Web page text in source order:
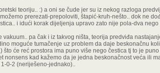
teoriju.. :) a oni se čude jer su iz nekog razloga
prerezati-prepoloviti, štapić-kruh-nešto.. dok ne
i idući korak dijeljenja upravo zato nije pola-dva
vakuum.. pa čak i iz takvog ništa, teorija predviđa
moguće tumačenje uz problem da daje beskonačnu
što će reć prostora ima puno više nego čestica tj to je
nonsens kad kažemo da je jedna beskonačnost veća ili
0-2 (neriješeno-jednako)..